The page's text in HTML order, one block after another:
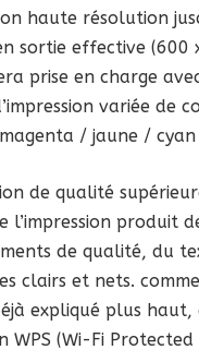
haute résolution
sortie effective (600
prise en charge
variée de
/ jaune / cyan
de qualité
l’impression produit
de qualité, du
clairs et nets.
expliqué plus
WPS (Wi-Fi Protected